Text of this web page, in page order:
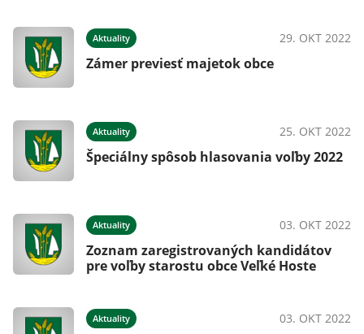
Aktuality 29. OKT 2022
Zámer previesť majetok obce
Aktuality 25. OKT 2022
Špeciálny spôsob hlasovania voľby 2022
Aktuality 03. OKT 2022
Zoznam zaregistrovaných kandidátov
pre voľby starostu obce Veľké Hoste
Aktuality 03. OKT 2022